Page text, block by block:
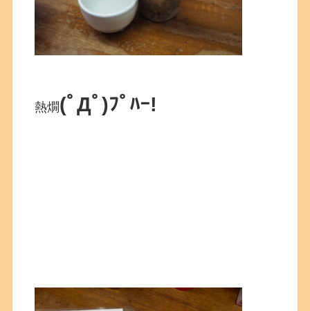
熱燗(ﾟДﾟ)ﾌﾟﾊｰ!